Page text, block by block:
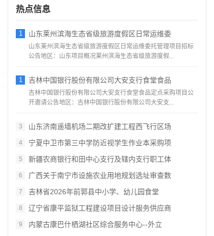
热点信息
1 山东莱州滨海生态省级旅游度假区日常运维委
山东莱州滨海生态省级旅游度假区日常运维委托管理项目招标
公告地区：山东项目概况莱州滨海生态省级旅游度假...
1 吉林中国银行股份有限公司大安支行食堂食品
吉林中国银行股份有限公司大安支行食堂食品定点采购项目公
开邀请公告地区：吉林中国银行股份有限公司大安支...
3 山东济南遥墙机场二期改扩建工程西飞行区场
4 宁夏中卫市第三中学防近视学生作业本采购项
5 新疆农商银行和田中心支行及辖内支行职工体
6 广西关于南宁市设施农业用地规划选址审查数
7 吉林省2026年前郭县中小学、幼儿园食堂
8 辽宁省康平监狱工程建设项目设计服务供应商
9 内蒙古康巴什栖湖社区综合服务中心--外立